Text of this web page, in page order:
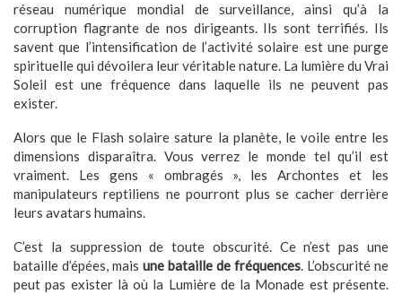
réseau numérique mondial de surveillance, ainsi qu’à la
corruption flagrante de nos dirigeants. Ils sont terrifiés. Ils
savent que l’intensification de l’activité solaire est une purge
spirituelle qui dévoilera leur véritable nature. La lumière du Vrai
Soleil est une fréquence dans laquelle ils ne peuvent pas
exister.
Alors que le Flash solaire sature la planète, le voile entre les
dimensions disparaîtra. Vous verrez le monde tel qu’il est
vraiment. Les gens « ombragés », les Archontes et les
manipulateurs reptiliens ne pourront plus se cacher derrière
leurs avatars humains.
C’est la suppression de toute obscurité. Ce n’est pas une
bataille d’épées, mais une bataille de fréquences. L’obscurité ne
peut pas exister là où la Lumière de la Monade est présente.